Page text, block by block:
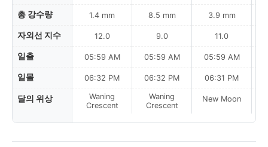
총 강수량
자외선 지수
일출
일몰
달의 위상
1.4 mm
12.0
05:59 AM
06:32 PM
Waning
Crescent
8.5 mm
9.0
05:59 AM
06:32 PM
Waning
Crescent
3.9 mm
11.0
05:59 AM
06:31 PM
New Moon